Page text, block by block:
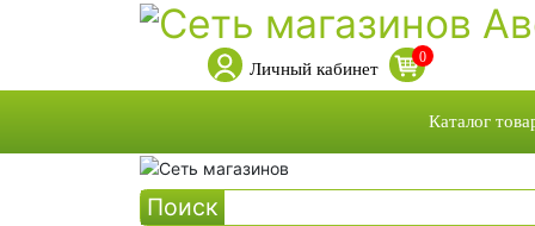
Личный кабинет
0
Каталог
Поиск